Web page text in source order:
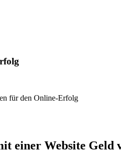
für den Online-Erfolg
einer Website Geld